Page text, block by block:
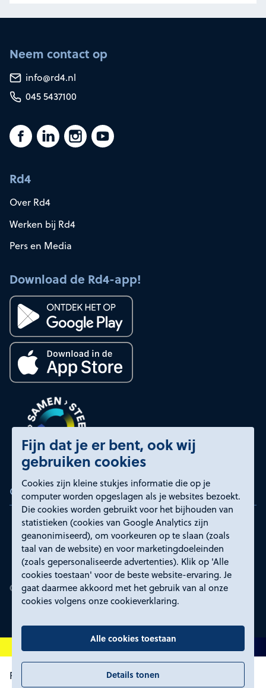
Fijn dat je er bent, ook wij
gebruiken cookies
Cookies zijn kleine stukjes informatie die op je
computer worden opgeslagen als je websites bezoekt.
Die cookies worden gebruikt voor het bijhouden van
statistieken (cookies van Google Analytics zijn
geanonimiseerd), om voorkeuren op te slaan (zoals
taal van de website) en voor marketingdoeleinden
(zoals gepersonaliseerde advertenties). Klik op 'Alle
cookies toestaan' voor de beste website-ervaring. Je
gaat daarmee akkoord met het gebruik van al onze
cookies volgens onze cookieverklaring.
Alle cookies toestaan
Details tonen
Neem contact op
info@rd4.nl
045 5437100
Rd4
Over Rd4
Werken bij Rd4
Pers en Media
Download de Rd4-app!
Certificeringen
Proclaimer en toegankelijkheid Privacyverklaring